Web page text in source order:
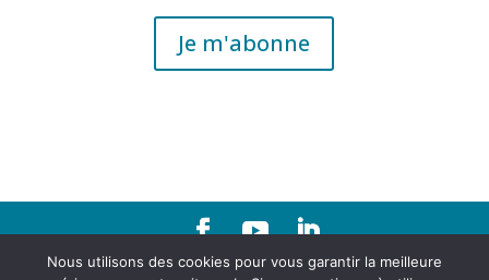
Je m'abonne
Contact|Mentions légales
Nous utilisons des cookies pour vous garantir la meilleure